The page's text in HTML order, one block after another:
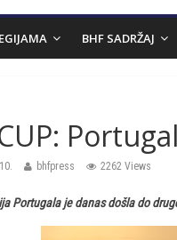
BHF SADRŽAJ
bhfpress 2262 Views
Portugala je danas došla do